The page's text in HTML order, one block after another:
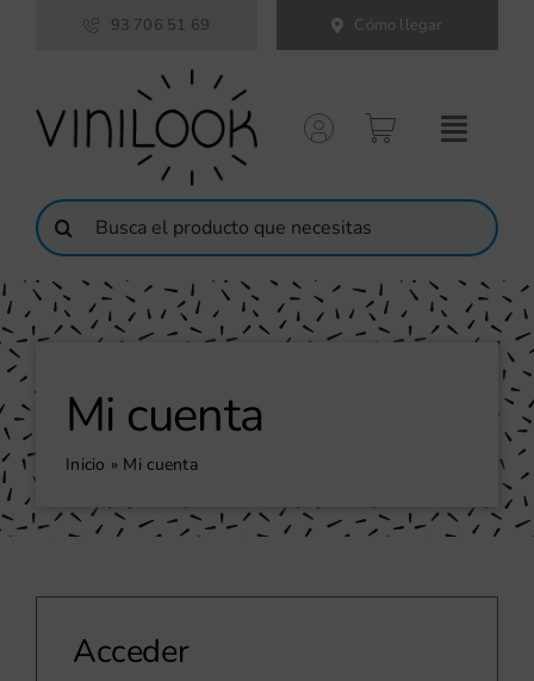
93 706 51 69 Cómo llegar
Buscar:
Mi cuenta
Inicio » Mi cuenta
Acceder